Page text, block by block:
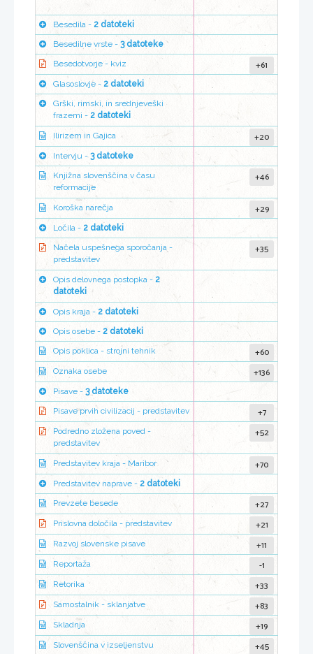
Besedila - 2 datoteki
Besedilne vrste - 3 datoteke
Besedotvorje - kviz
+61
Glasoslovje - 2 datoteki
Grški, rimski, in srednjeveški
frazemi - 2 datoteki
Ilirizem in Gajica +20
Intervju - 3 datoteke
Knjižna slovenščina v času
reformacije
+46
Koroška narečja +29
Ločila - 2 datoteki
Načela uspešnega sporočanja -
predstavitev
+35
Opis delovnega postopka - 2
datoteki
Opis kraja - 2 datoteki
Opis osebe - 2 datoteki
Opis poklica - strojni tehnik
+60
Oznaka osebe +136
Pisave - 3 datoteke
Pisave prvih civilizacij - predstavitev
+7
Podredno zložena poved -
predstavitev
+52
Predstavitev kraja - Maribor +70
Predstavitev naprave - 2 datoteki
Prevzete besede
+27
Prislovna določila - predstavitev +21
Razvoj slovenske pisave +11
Reportaža -1
Retorika +33
Samostalnik - sklanjatve +83
Skladnja +19
Slovenščina v izseljenstvu +45